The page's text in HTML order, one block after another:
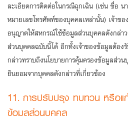
ละเอียดการติดต่อในกรณีฉุกเฉิน (เช่น ชื่อ
หมายเลขโทรศัพท์ของบุคคลเหล่านั้น) เจ้าข
อนุญาตให้สหกรณ์ใช้ข้อมูลส่วนบุคคลดังกล่า
ส่วนบุคคลฉบับนี้ได้ อีกทั้งเจ้าของข้อมูลต้อง
กล่าวทราบถึงนโยบายการคุ้มครองข้อมูลส่ว
ยินยอมจากบุคคลดังกล่าวที่เกี่ยวข้อง
11. การปรับปรุง ทบทวน หรือแ